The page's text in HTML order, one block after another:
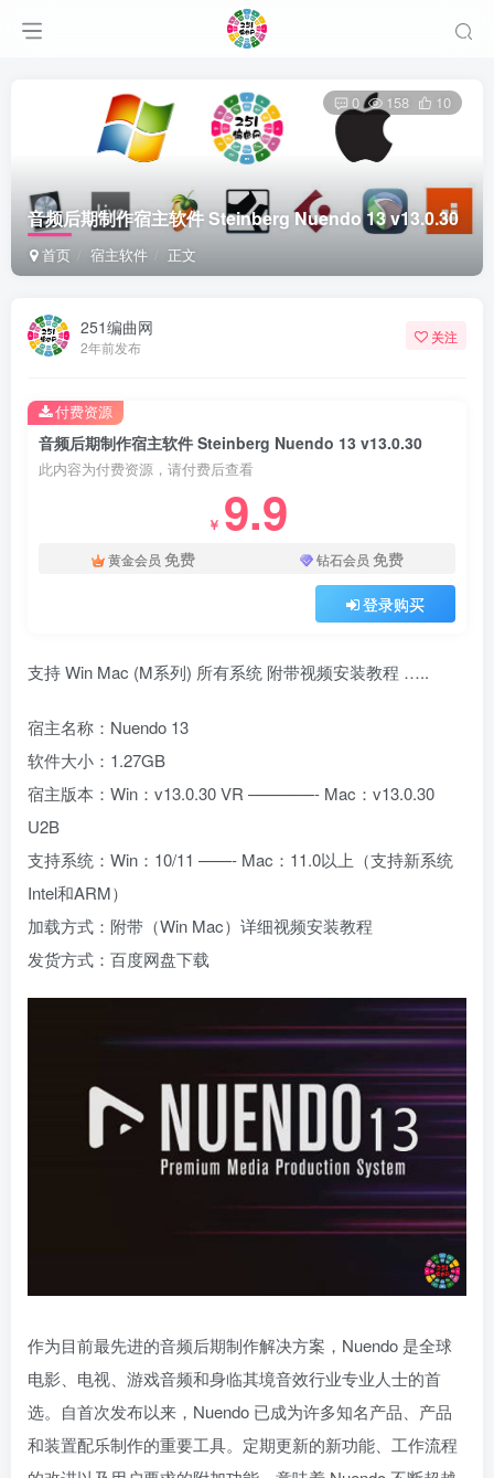
音频后期制作宿主软件 Steinberg Nuendo 13 v13.0.30
首页 宿主软件 正文
0 158 10
251编曲网
2年前发布
关注
音频后期制作宿主软件 Steinberg Nuendo 13 v13.0.30
此内容为付费资源，请付费后查看
￥ 9.9
黄金会员 免费 钻石会员 免费
登录购买
付费资源
支持 Win Mac (M系列) 所有系统 附带视频安装教程 …..
宿主名称：Nuendo 13
软件大小：1.27GB
宿主版本：Win：v13.0.30 VR ————- Mac：v13.0.30
U2B
支持系统：Win：10/11 ——- Mac：11.0以上（支持新系统
Intel和ARM）
加载方式：附带（Win Mac）详细视频安装教程
发货方式：百度网盘下载
作为目前最先进的音频后期制作解决方案，Nuendo 是全球
电影、电视、游戏音频和身临其境音效行业专业人士的首
选。自首次发布以来，Nuendo 已成为许多知名产品、产品
和装置配乐制作的重要工具。定期更新的新功能、工作流程